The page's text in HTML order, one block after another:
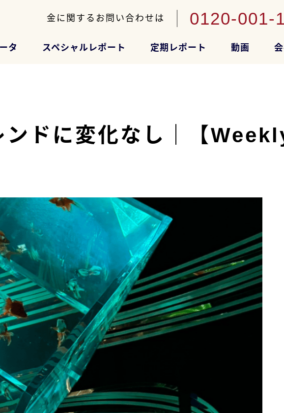
金に関するお問い合わせは 0120-001-
タ スペシャルレポート 定期レポート 動画
ンドに変化なし｜【